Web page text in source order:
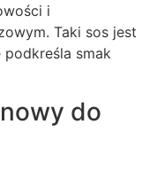
i
Taki sos jest
smak
do